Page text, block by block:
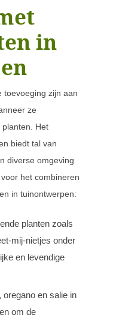
in
toevoeging zijn aan
ze
Het
biedt tal van
diverse omgeving
het combineren
in tuinontwerpen:
planten zoals
mij-nietjes onder
en levendige
en salie in
om de